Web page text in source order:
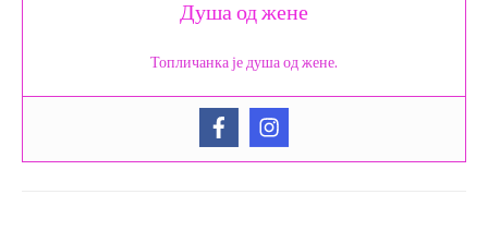
Душа од жене
Топличанка је душа од жене.